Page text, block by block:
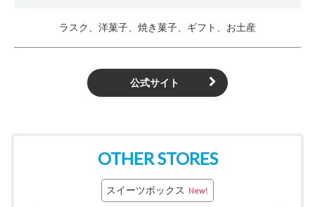
ラスク、洋菓子、焼き菓子、ギフト、お土産
公式サイト
OTHER STORES
スイーツボックス New!